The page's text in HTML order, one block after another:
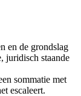
en de grondslag
juridisch staande
sommatie met
escaleert.